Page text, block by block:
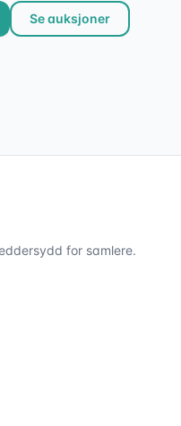
Se auksjoner
for samlere.